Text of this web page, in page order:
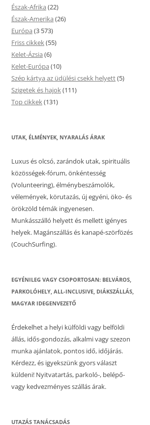
Észak-Afrika (22)
Észak-Amerika (26)
Európa (3 573)
Friss cikkek(55)
Kelet-Ázsia (6)
Kelet-Európa (10)
Szép kártya az üdülési csekk helyett(5)
Szigetek és hajok(111)
Top cikkek(131)
UTAK, ÉLMÉNYEK, NYARALÁS ÁRAK
Luxus és olcsó, zarándok utak, spirituális
közösségek-fórum, önkéntesség
(Volunteering), élménybeszámolók,
vélemények, körutazás, új egyéni, öko- és
örökzöld témák ingyenesen.
Munkásszálló helyett és mellett igényes
helyek. Magánszállás és kanapé-szörfözés
(CouchSurfing).
EGYÉNILEG VAGY CSOPORTOSAN: BELVÁROS,
PARKOLÓHELY, ALL-INCLUSIVE, DIÁKSZÁLLÁS,
MAGYAR IDEGENVEZETŐ
Érdekelhet a helyi külföldi vagy belföldi
állás, idős-gondozás, alkalmi vagy szezon
munka ajánlatok, pontos idő, időjárás.
Kérdezz, és igyekszünk gyors választ
küldeni! Nyitvatartás, parkoló-, belépő-
vagy kedvezményes szállás árak.
UTAZÁS TANÁCSADÁS